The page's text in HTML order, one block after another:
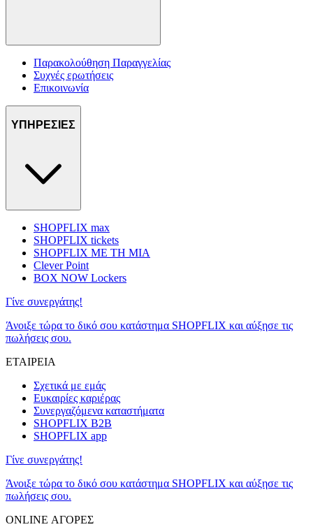
Παρακολούθηση Παραγγελίας
Συχνές ερωτήσεις
Επικοινωνία
ΥΠΗΡΕΣΙΕΣ
SHOPFLIX max
SHOPFLIX tickets
SHOPFLIX ΜΕ ΤΗ ΜΙΑ
Clever Point
BOX NOW Lockers
Γίνε συνεργάτης!
Άνοιξε τώρα το δικό σου κατάστημα SHOPFLIX και αύξησε τις
πωλήσεις σου.
ΕΤΑΙΡΕΙΑ
Σχετικά με εμάς
Ευκαιρίες καριέρας
Συνεργαζόμενα καταστήματα
SHOPFLIX B2B
SHOPFLIX app
Γίνε συνεργάτης!
Άνοιξε τώρα το δικό σου κατάστημα SHOPFLIX και αύξησε τις
πωλήσεις σου.
ONLINE ΑΓΟΡΕΣ